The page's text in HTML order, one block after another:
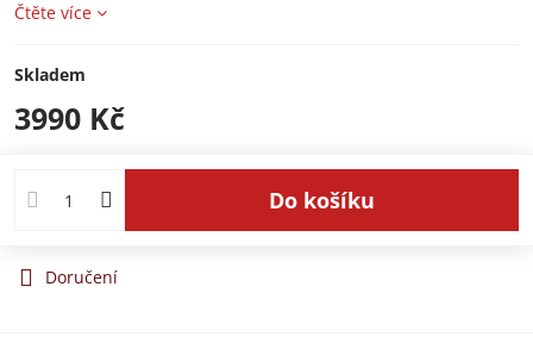
Čtěte více
Skladem
3990 Kč
Do košíku
Doručení